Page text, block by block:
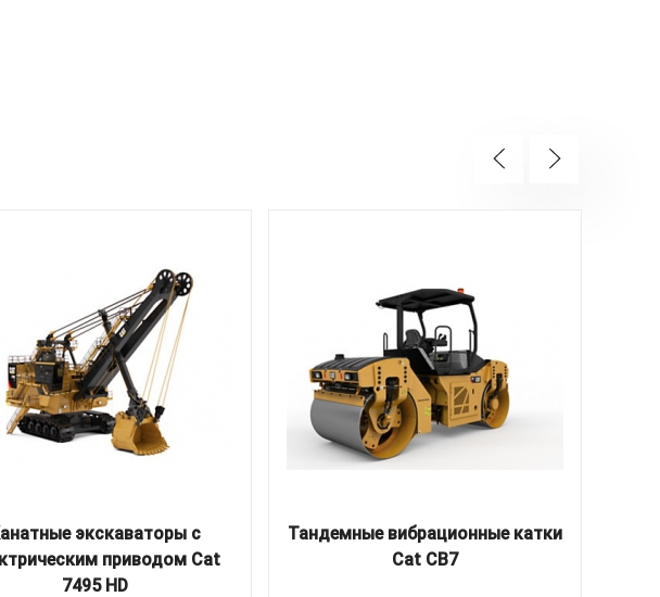
экскаваторы с
приводом Cat
7495 HD
Тандемные вибрационные катки
Cat CB7